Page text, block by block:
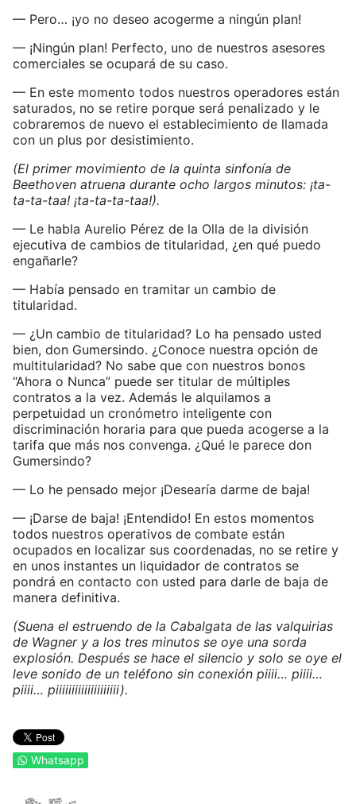
— Pero… ¡yo no deseo acogerme a ningún plan!
— ¡Ningún plan! Perfecto, uno de nuestros asesores
comerciales se ocupará de su caso.
— En este momento todos nuestros operadores están
saturados, no se retire porque será penalizado y le
cobraremos de nuevo el establecimiento de llamada
con un plus por desistimiento.
(El primer movimiento de la quinta sinfonía de
Beethoven atruena durante ocho largos minutos: ¡ta-
ta-ta-taa! ¡ta-ta-ta-taa!).
— Le habla Aurelio Pérez de la Olla de la división
ejecutiva de cambios de titularidad, ¿en qué puedo
engañarle?
— Había pensado en tramitar un cambio de
titularidad.
— ¿Un cambio de titularidad? Lo ha pensado usted
bien, don Gumersindo. ¿Conoce nuestra opción de
multitularidad? No sabe que con nuestros bonos
“Ahora o Nunca” puede ser titular de múltiples
contratos a la vez. Además le alquilamos a
perpetuidad un cronómetro inteligente con
discriminación horaria para que pueda acogerse a la
tarifa que más nos convenga. ¿Qué le parece don
Gumersindo?
— Lo he pensado mejor ¡Desearía darme de baja!
— ¡Darse de baja! ¡Entendido! En estos momentos
todos nuestros operativos de combate están
ocupados en localizar sus coordenadas, no se retire y
en unos instantes un liquidador de contratos se
pondrá en contacto con usted para darle de baja de
manera definitiva.
(Suena el estruendo de la Cabalgata de las valquirias
de Wagner y a los tres minutos se oye una sorda
explosión. Después se hace el silencio y solo se oye el
leve sonido de un teléfono sin conexión piiii… piiii…
piiii… piiiiiiiiiiiiiiiiiiii).
Whatsapp